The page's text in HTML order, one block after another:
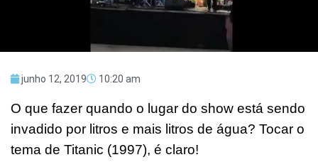
junho 12, 2019 10:20 am
O que fazer quando o lugar do show está sendo
invadido por litros e mais litros de água? Tocar o
tema de Titanic (1997), é claro!